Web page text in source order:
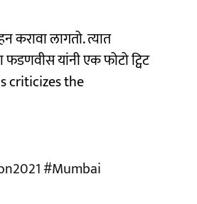
लागतो. त्यात
फडणवीस यांनी एक फोटो ट्विट
criticizes the
#Mumbai